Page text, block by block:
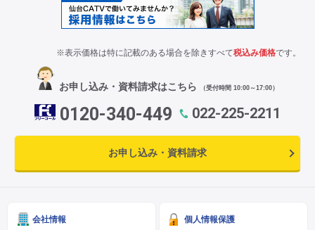
※表示価格は特に記載のある場合を除きすべて税込み価格です。
お申し込み・資料請求はこちら （受付時間 10:00～17:00）
0120-340-449 022-225-2211
お申し込み・資料請求
会社情報 個人情報保護